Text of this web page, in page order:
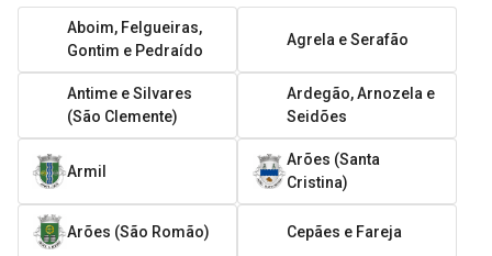
Aboim, Felgueiras,
Gontim e Pedraído
Agrela e Serafão
Antime e Silvares
(São Clemente)
Ardegão, Arnozela e
Seidões
Armil
Arões (Santa
Cristina)
Arões (São Romão) Cepães e Fareja